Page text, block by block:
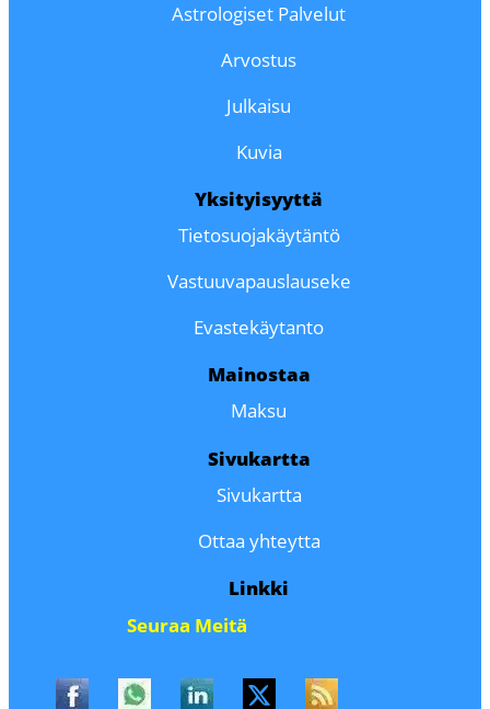
Astrologiset Palvelut
Arvostus
Julkaisu
Kuvia
Yksityisyyttä
Tietosuojakäytäntö
Vastuuvapauslauseke
Evastekäytanto
Mainostaa
Maksu
Sivukartta
Sivukartta
Ottaa yhteytta
Linkki
Seuraa Meitä